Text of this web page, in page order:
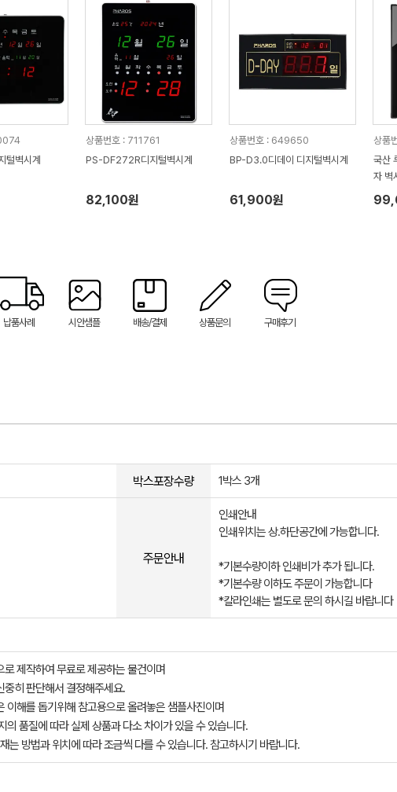
털벽시계
상품번호 : 711761
PS-DF272R디지털벽시계
82,100원
상품번호 : 649650
BP-D3.0디데이 디지털벽시계
61,900원
상품
국산
자 벽
납품사례 시안샘플 배송/결제 상품문의 구매후기
박스포장수량 1박스 3개
주문안내
인쇄안내
인쇄위치는 상.하단공간에 가능합니다.
*기본수량이하 인쇄비가 추가 됩니다.
*기본수량 이하도 주문이 가능합니다
*칼라인쇄는 별도로 문의 하시길 바랍니다
제작하여 무료로 제공하는 물건이며
중히 판단해서 결정해주세요.
이해를 돕기위해 참고용으로 올려놓은 샘플사진이며
의 품질에 따라 실제 상품과 다소 차이가 있을 수 있습니다.
는 방법과 위치에 따라 조금씩 다를 수 있습니다. 참고하시기 바랍니다.